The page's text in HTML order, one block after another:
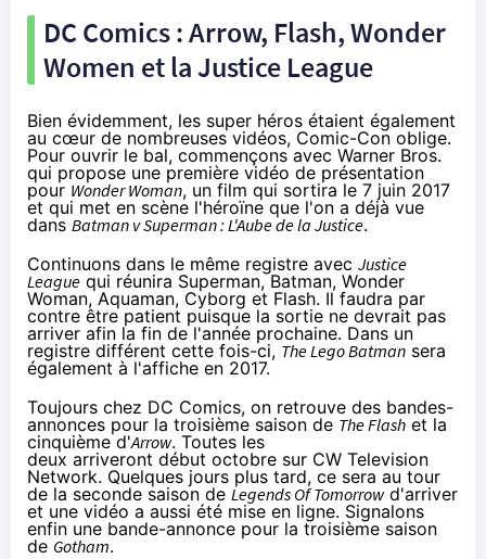
DC Comics : Arrow, Flash, Wonder
Women et la Justice League
Bien évidemment, les super héros étaient également
au cœur de nombreuses vidéos, Comic-Con oblige.
Pour ouvrir le bal, commençons avec Warner Bros.
qui propose une première vidéo de présentation
pour Wonder Woman, un film qui sortira le 7 juin 2017
et qui met en scène l'héroïne que l'on a déjà vue
dans Batman v Superman : L'Aube de la Justice.
Continuons dans le même registre avec Justice
League qui réunira Superman, Batman, Wonder
Woman, Aquaman, Cyborg et Flash. Il faudra par
contre être patient puisque la sortie ne devrait pas
arriver afin la fin de l'année prochaine. Dans un
registre différent cette fois-ci, The Lego Batman sera
également à l'affiche en 2017.
Toujours chez DC Comics, on retrouve des bandes-
annonces pour la troisième saison de The Flash et la
cinquième d'Arrow. Toutes les
deux arriveront début octobre sur CW Television
Network. Quelques jours plus tard, ce sera au tour
de la seconde saison de Legends Of Tomorrowd'arriver
et une vidéo a aussi été mise en ligne. Signalons
enfin une bande-annonce pour la troisième saison
de Gotham.